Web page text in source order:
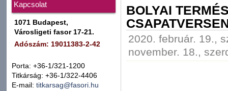
Kapcsolat
1071 Budapest,
Városligeti fasor 17-21.
Adószám: 19011383-2-42
Porta: +36-1/321-1200
Titkárság: +36-1/322-4406
E-mail: titkarsag@fasori.hu
BOLYAI
2020. február. 19.,
november. 18.,